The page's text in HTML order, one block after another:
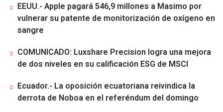
EEUU.- Apple pagará 546,9 millones a Masimo por
vulnerar su patente de monitorización de oxígeno en
sangre
COMUNICADO: Luxshare Precision logra una mejora
de dos niveles en su calificación ESG de MSCI
Ecuador.- La oposición ecuatoriana reivindica la
derrota de Noboa en el referéndum del domingo